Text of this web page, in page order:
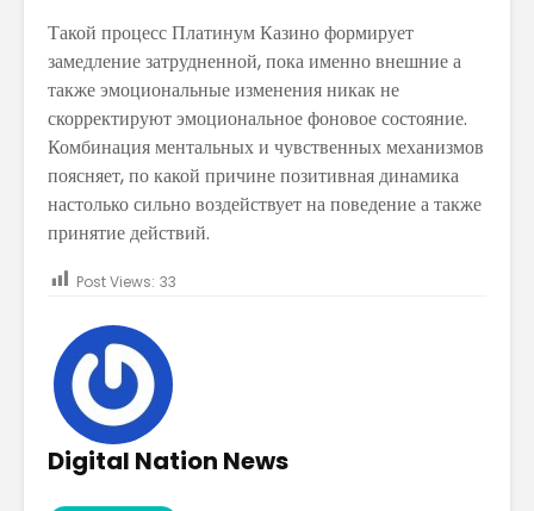
Такой процесс Платинум Казино формирует
замедление затрудненной, пока именно внешние а
также эмоциональные изменения никак не
скорректируют эмоциональное фоновое состояние.
Комбинация ментальных и чувственных механизмов
поясняет, по какой причине позитивная динамика
настолько сильно воздействует на поведение а также
принятие действий.
Post Views: 33
Digital Nation News